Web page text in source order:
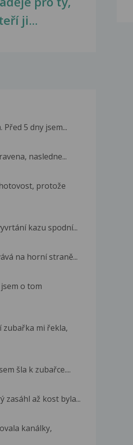
ji...
5 dny jsem...
nasledne...
protože
kazu spodní...
na horní straně...
o tom
zubařka mi řekla,
šla k zubařce....
zasáhl až kost byla...
kanálky,